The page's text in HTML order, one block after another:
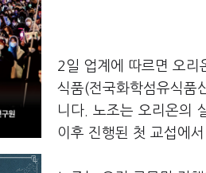
2일 업계에 따르면 오리
식품(전국화학섬유식
니다. 노조는 오리온의
이후 진행된 첫 교섭에